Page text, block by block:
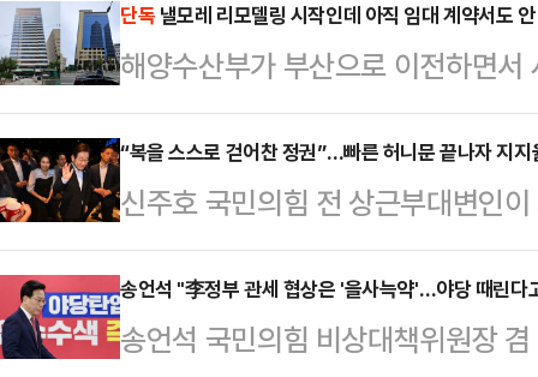
이 극으로 치닫고 있다. 당권 경쟁
당 안팎에선 당이 쪼개지는 이른바
새다. 어떤 후보가 당권을 잡느냐에
구가 분출될 가능성도 있는 만큼,
다.국민의힘 당권주자인 조경태 후
후보를 향해 …
단독 낼모레 리모델링 시작인데 아직 임대 계약서도
해양수산부가 부산으로 이전하면
결하지 않은 것으로 확인됐다. 다음
칫 시간에 쫓겨 불합리한 계약을 체
는 연내 부산 이전을 위해 부산시
빌딩)과 협성빌딩(협성웨딩뷔페)
를, 협성빌딩은 6개 층을 사용한다
한 내용을 공식 발표했다.그로부터
“복을 스스로 걷어찬 정권”…빠른 허니문 끝나자 지지
신주호 국민의힘 전 상근부대변인
을 두고 “정권 초반의 복을 스스로
히 조국·윤미향 사면, 더불어민주
정책 혼선 등이 원인이라고 분석했
송언석 "李정부 관세 협상은 '을사늑약'…야당 때린다
송언석 국민의힘 비상대책위원장